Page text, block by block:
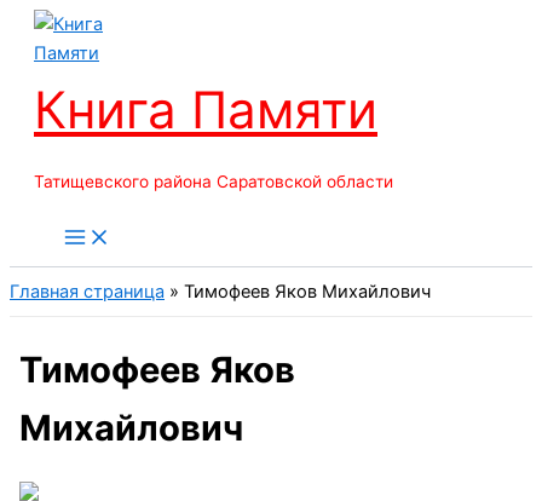
Перейти
Книга Памяти
Татищевского района Саратовской области
Главная страница » Тимофеев Яков Михайлович
Тимофеев Яков
Михайлович